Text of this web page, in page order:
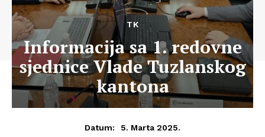
TK
Informacija sa 1. redovne
sjednice Vlade Tuzlanskog
kantona
Datum: 5. Marta 2025.